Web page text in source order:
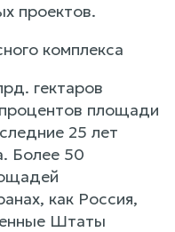
проектов.
комплекса
гектаров
площади
25 лет
Более 50
как Россия,
Штаты